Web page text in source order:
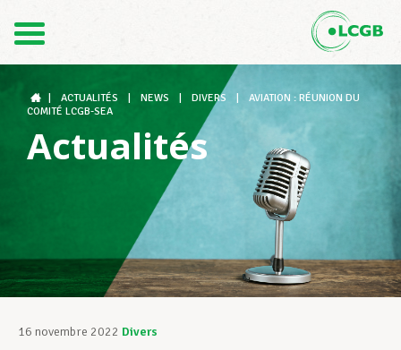
DE
Le LCGB
Structures syndicales
Assistance au Travail
ACTUALITÉS NEWS DIVERS
AVIATION : RÉUNION DU
COMITÉ LCGB-SEA
Actualités
16 novembre 2022 Divers